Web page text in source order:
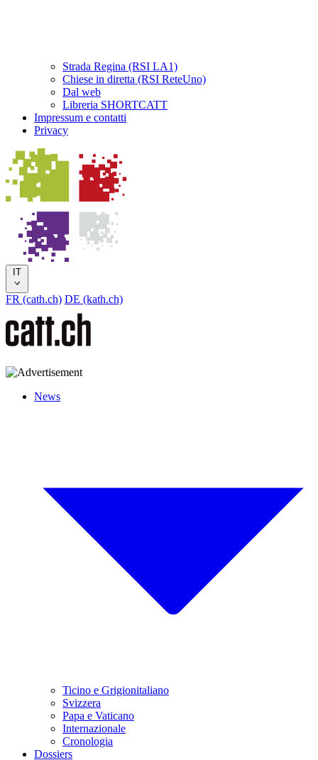
Strada Regina (RSI LA1)
Chiese in diretta (RSI ReteUno)
Dal web
Libreria SHORTCATT
Impressum e contatti
Privacy
IT
FR (cath.ch) DE (kath.ch)
News
Ticino e Grigionitaliano
Svizzera
Papa e Vaticano
Internazionale
Cronologia
Dossiers